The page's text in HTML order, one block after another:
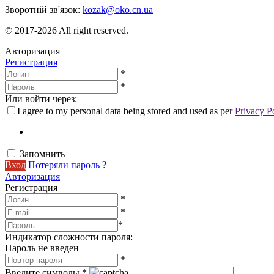
Зворотній зв'язок: kozak@oko.cn.ua
© 2017-2026 All right reserved.
Авторизация
Регистрация
*
*
Или войти через:
I agree to my personal data being stored and used as perPrivacy
Запомнить
Вход Потеряли пароль ?
Авторизация
Регистрация
*
*
*
Индикатор сложности пароля:
Пароль не введен
*